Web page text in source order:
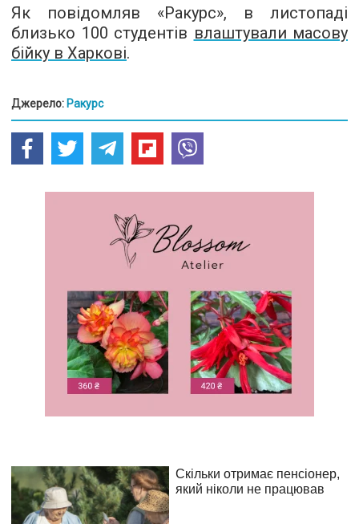
Як повідомляв «Ракурс», в листопаді
близько 100 студентів влаштували масову
бійку в Харкові.
Джерело: Ракурс